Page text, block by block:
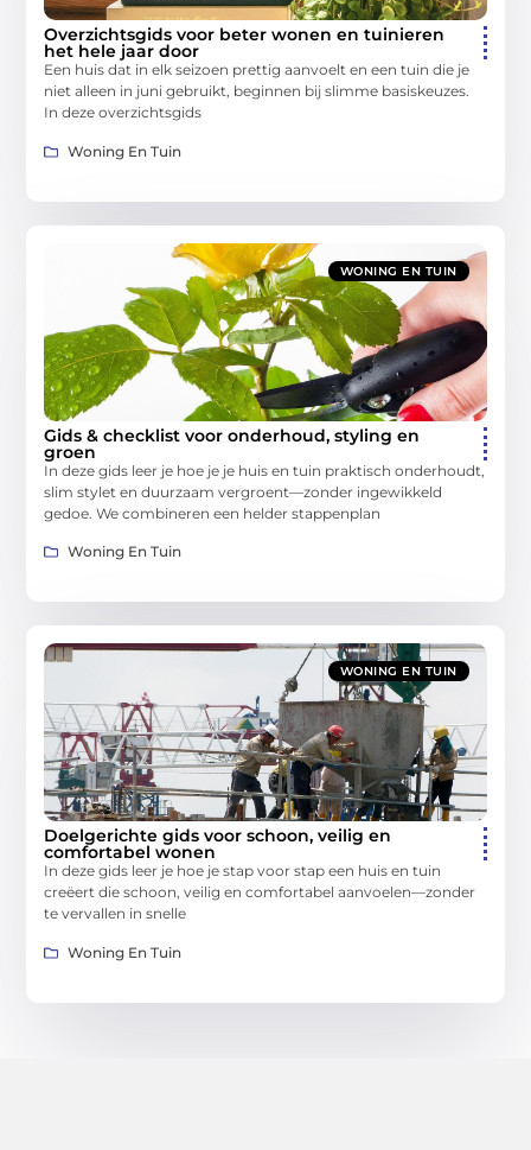
Overzichtsgids voor beter wonen en tuinieren
het hele jaar door
Een huis dat in elk seizoen prettig aanvoelt en een tuin die je
niet alleen in juni gebruikt, beginnen bij slimme basiskeuzes.
In deze overzichtsgids
Woning En Tuin
WONING EN TUIN
Gids & checklist voor onderhoud, styling en
groen
In deze gids leer je hoe je je huis en tuin praktisch onderhoudt,
slim stylet en duurzaam vergroent—zonder ingewikkeld
gedoe. We combineren een helder stappenplan
Woning En Tuin
WONING EN TUIN
Doelgerichte gids voor schoon, veilig en
comfortabel wonen
In deze gids leer je hoe je stap voor stap een huis en tuin
creëert die schoon, veilig en comfortabel aanvoelen—zonder
te vervallen in snelle
Woning En Tuin